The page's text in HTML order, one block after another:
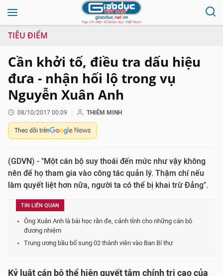
TIÊU ĐIỂM
Cần khởi tố, điều tra dấu hiệu
đưa - nhận hối lộ trong vụ
Nguyễn Xuân Anh
08/10/2017 00:09 THIÊM MINH
Theo dõi trên
(GDVN) - "Một cán bộ suy thoái đến mức như vậy không
nên để họ tham gia vào công tác quản lý. Thậm chí nếu
làm quyết liệt hơn nữa, người ta có thể bị khai trừ Đảng".
TIN LIÊN QUAN
Ông Xuân Anh là bài học răn đe, cảnh tỉnh cho những cán bộ
đương nhiệm
Trung ương bầu bổ sung 02 thành viên vào Ban Bí thư
Kỷ luật cán bộ thể hiện quyết tâm chính trị cao của